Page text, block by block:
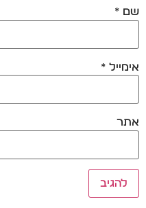
שם *
אימייל *
אתר